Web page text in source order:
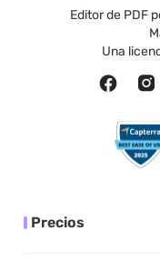
Editor de PDF
Una
Precios